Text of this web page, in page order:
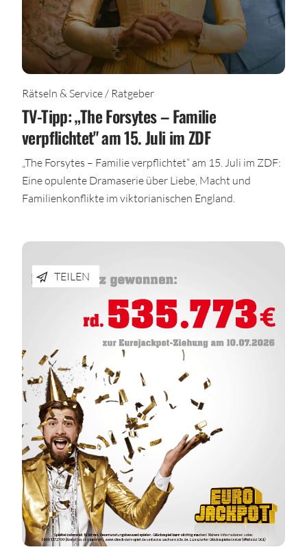
Rätseln & Service / Ratgeber
TV-Tipp: „The Forsytes – Familie
verpflichtet" am 15. Juli im ZDF
„The Forsytes – Familie verpflichtet“ am 15. Juli im ZDF:
Eine opulente Dramaserie über Liebe, Macht und
Familienkonflikte im viktorianischen England.
TEILEN